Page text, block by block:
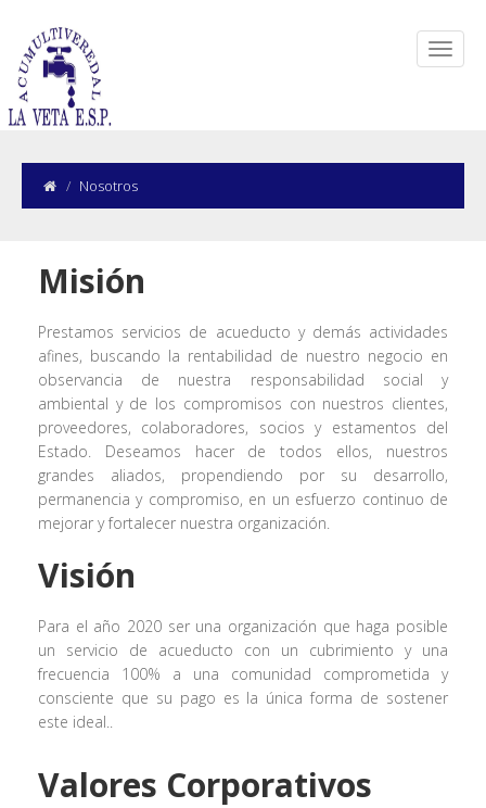
Nosotros
Misión
Prestamos servicios de acueducto y demás actividades
afines, buscando la rentabilidad de nuestro negocio en
observancia de nuestra responsabilidad social y
ambiental y de los compromisos con nuestros clientes,
proveedores, colaboradores, socios y estamentos del
Estado. Deseamos hacer de todos ellos, nuestros
grandes aliados, propendiendo por su desarrollo,
permanencia y compromiso, en un esfuerzo continuo de
mejorar y fortalecer nuestra organización.
Visión
Para el año 2020 ser una organización que haga posible
un servicio de acueducto con un cubrimiento y una
frecuencia 100% a una comunidad comprometida y
consciente que su pago es la única forma de sostener
este ideal..
Valores Corporativos